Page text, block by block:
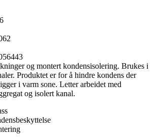
og montert kondensisolering. Brukes i
Produktet er for å hindre kondens der
i varm sone. Letter arbeidet med
og isolert kanal.